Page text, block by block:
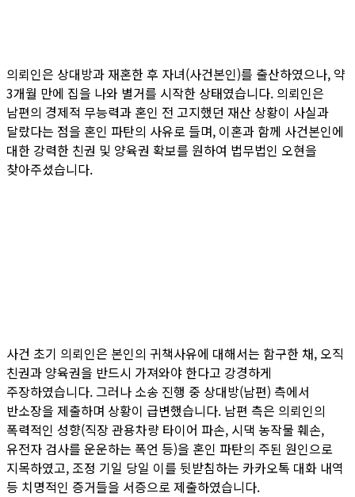
의뢰인은 상대방과 재혼한 후 자녀(사건본인)를 출산하였으나, 약
3개월 만에 집을 나와 별거를 시작한 상태였습니다. 의뢰인은
남편의 경제적 무능력과 혼인 전 고지했던 재산 상황이 사실과
달랐다는 점을 혼인 파탄의 사유로 들며, 이혼과 함께 사건본인에
대한 강력한 친권 및 양육권 확보를 원하여 법무법인 오현을
찾아주셨습니다.
사건 초기 의뢰인은 본인의 귀책사유에 대해서는 함구한 채, 오직
친권과 양육권을 반드시 가져와야 한다고 강경하게
주장하였습니다. 그러나 소송 진행 중 상대방(남편) 측에서
반소장을 제출하며 상황이 급변했습니다. 남편 측은 의뢰인의
폭력적인 성향(직장 관용차량 타이어 파손, 시댁 농작물 훼손,
유전자 검사를 운운하는 폭언 등)을 혼인 파탄의 주된 원인으로
지목하였고, 조정 기일 당일 이를 뒷받침하는 카카오톡 대화 내역
등 치명적인 증거들을 서증으로 제출하였습니다.